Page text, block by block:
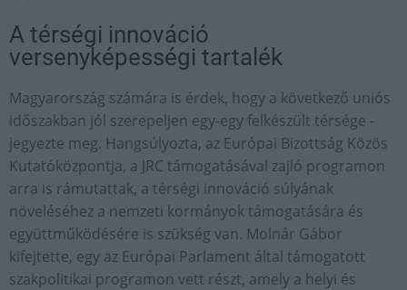
A térségi innováció
versenyképességi tartalék
Magyarország számára is érdek, hogy a következő uniós
időszakban jól szerepeljen egy-egy felkészült térsége -
jegyezte meg. Hangsúlyozta, az Európai Bizottság Közös
Kutatóközpontja, a JRC támogatásával zajló programon
arra is rámutattak, a térségi innováció súlyának
növeléséhez a nemzeti kormányok támogatására és
együttműködésére is szükség van. Molnár Gábor
kifejtette, egy az Európai Parlament által támogatott
szakpolitikai programon vett részt, amely a helyi és